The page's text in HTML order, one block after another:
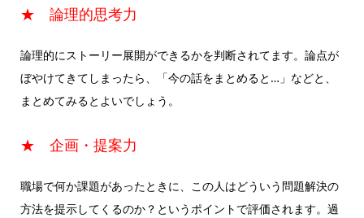
★ 論理的思考力
論理的にストーリー展開ができるかを判断されてます。論点が
ぼやけてきてしまったら、「今の話をまとめると…」などと、
まとめてみるとよいでしょう。
★ 企画・提案力
職場で何か課題があったときに、この人はどういう問題解決の
方法を提示してくるのか？というポイントで評価されます。過